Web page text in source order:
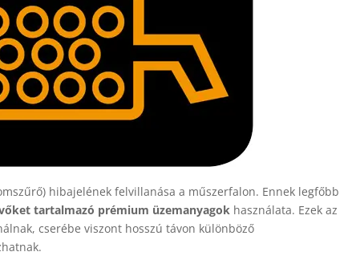
hibajelének felvillanása a műszerfalon. Ennek legfőbb
tartalmazó prémium üzemanyagok használata. Ezek az
cserébe viszont hosszú távon különböző